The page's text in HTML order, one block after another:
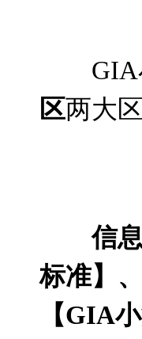
GIA
区两大
信
标准】
【GIA